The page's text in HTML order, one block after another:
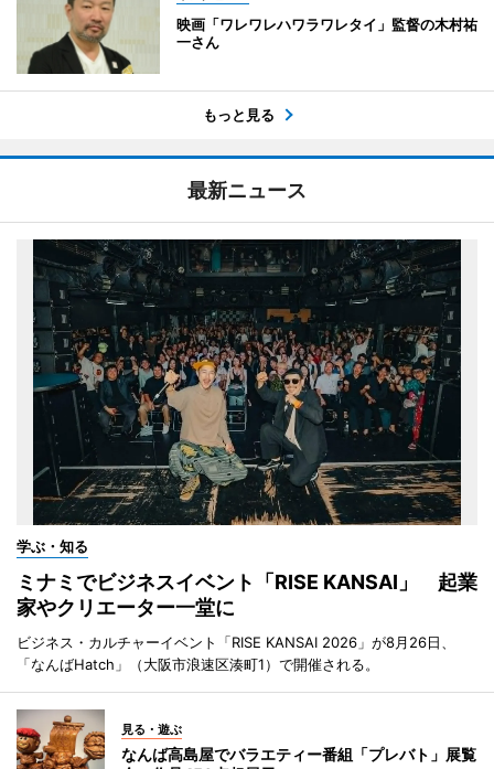
映画「ワレワレハワラワレタイ」監督の木村祐
一さん
もっと見る
最新ニュース
学ぶ・知る
ミナミでビジネスイベント「RISE KANSAI」 起業
家やクリエーター一堂に
ビジネス・カルチャーイベント「RISE KANSAI 2026」が8月26日、
「なんばHatch」（大阪市浪速区湊町1）で開催される。
見る・遊ぶ
なんば高島屋でバラエティー番組「プレバト」展覧